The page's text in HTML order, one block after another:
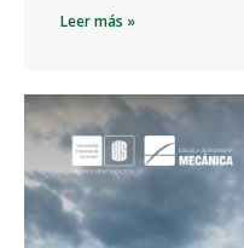
Leer más »